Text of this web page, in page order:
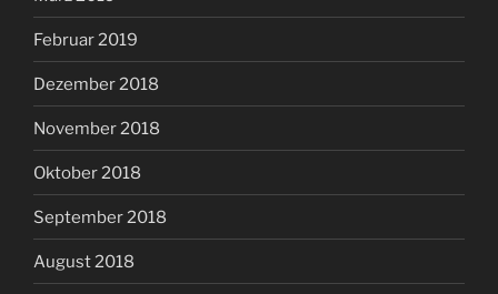
Februar 2019
Dezember 2018
November 2018
Oktober 2018
September 2018
August 2018